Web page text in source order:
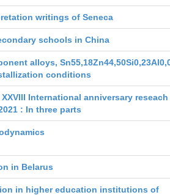
writings of Seneca
schools in China
alloys,
conditions
International anniversary reseach
: In three parts
in Belarus
in higher education institutions of